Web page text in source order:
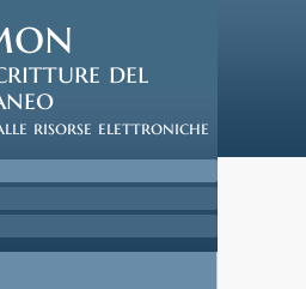
del
risorse elettroniche